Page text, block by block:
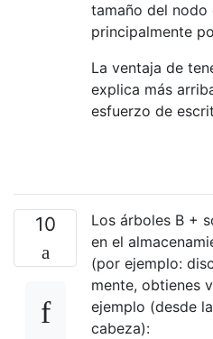
tamaño del nodo
principalmente
La ventaja de
explica más
esfuerzo de
10
Los árboles B +
en el
(por ejemplo:
mente, obtienes
ejemplo (desde
cabeza):